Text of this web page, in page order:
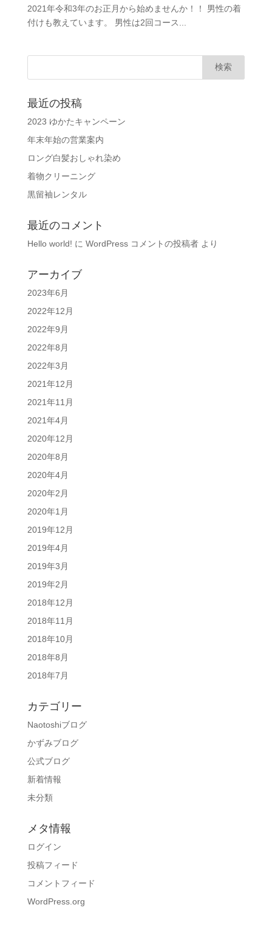
2021年令和3年のお正月から始めませんか！！ 男性の着
付けも教えています。 男性は2回コース...
最近の投稿
2023 ゆかたキャンペーン
年末年始の営業案内
ロング白髪おしゃれ染め
着物クリーニング
黒留袖レンタル
最近のコメント
Hello world! に WordPress コメントの投稿者より
アーカイブ
2023年6月
2022年12月
2022年9月
2022年8月
2022年3月
2021年12月
2021年11月
2021年4月
2020年12月
2020年8月
2020年4月
2020年2月
2020年1月
2019年12月
2019年4月
2019年3月
2019年2月
2018年12月
2018年11月
2018年10月
2018年8月
2018年7月
カテゴリー
Naotoshiブログ
かずみブログ
公式ブログ
新着情報
未分類
メタ情報
ログイン
投稿フィード
コメントフィード
WordPress.org